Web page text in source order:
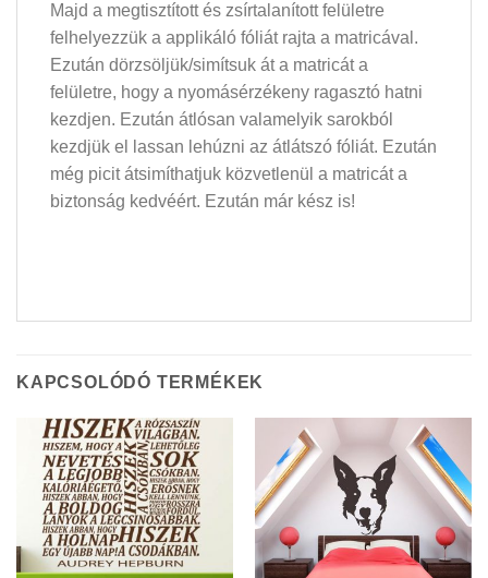
Majd a megtisztított és zsírtalanított felületre
felhelyezzük a applikáló fóliát rajta a matricával.
Ezután dörzsöljük/simítsuk át a matricát a
felületre, hogy a nyomásérzékeny ragasztó hatni
kezdjen. Ezután átlósan valamelyik sarokból
kezdjük el lassan lehúzni az átlátszó fóliát. Ezután
még picit átsimíthatjuk közvetlenül a matricát a
biztonság kedvéért. Ezután már kész is!
KAPCSOLÓDÓ TERMÉKEK